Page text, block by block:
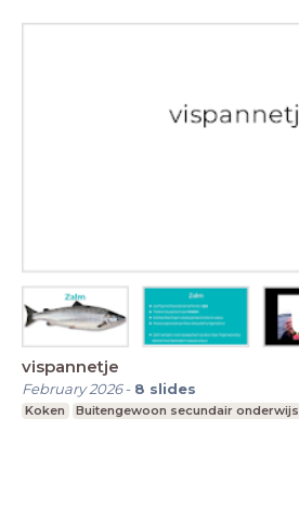
vispannetje
February 2026- 8 slides
Koken Buitengewoon secundair onderwijs